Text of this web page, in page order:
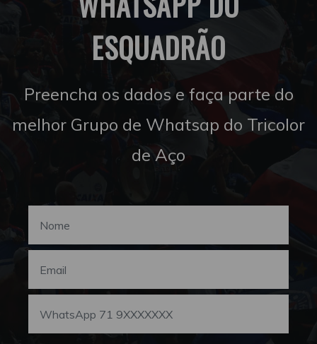
ESQUADRÃO
Preencha os dados e faça parte do
melhor Grupo de Whatsap do Tricolor
de Aço